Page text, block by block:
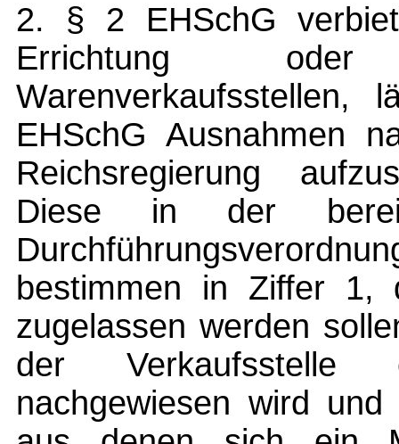
2. § 2 EHSchG
Errichtung
EHSchG Ausnahmen
Reichsregierung
Diese in der
bestimmen in Ziffer 1,
zugelassen werden
der Verkaufsstelle
nachgewiesen wird